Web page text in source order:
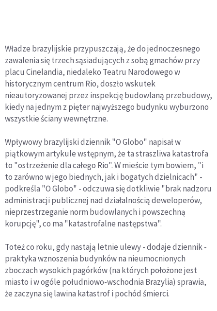
Władze brazylijskie przypuszczają, że do jednoczesnego
zawalenia się trzech sąsiadujących z sobą gmachów przy
placu Cinelandia, niedaleko Teatru Narodowego w
historycznym centrum Rio, doszło wskutek
nieautoryzowanej przez inspekcję budowlaną przebudowy,
kiedy na jednym z pięter najwyższego budynku wyburzono
wszystkie ściany wewnętrzne.
Wpływowy brazylijski dziennik "O Globo" napisał w
piątkowym artykule wstępnym, że ta straszliwa katastrofa
to "ostrzeżenie dla całego Rio". W mieście tym bowiem, "i
to zarówno w jego biednych, jak i bogatych dzielnicach" -
podkreśla "O Globo" - odczuwa się dotkliwie "brak nadzoru
administracji publicznej nad działalnością deweloperów,
nieprzestrzeganie norm budowlanych i powszechną
korupcję", co ma "katastrofalne następstwa".
Toteż co roku, gdy nastają letnie ulewy - dodaje dziennik -
praktyka wznoszenia budynków na nieumocnionych
zboczach wysokich pagórków (na których położone jest
miasto i w ogóle południowo-wschodnia Brazylia) sprawia,
że zaczyna się lawina katastrof i pochód śmierci.